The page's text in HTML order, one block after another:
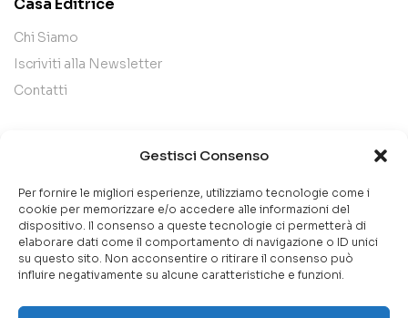
Gestisci Consenso
Per fornire le migliori esperienze, utilizziamo tecnologie come i
cookie per memorizzare e/o accedere alle informazioni del
dispositivo. Il consenso a queste tecnologie ci permetterà di
elaborare dati come il comportamento di navigazione o ID unici
su questo sito. Non acconsentire o ritirare il consenso può
influire negativamente su alcune caratteristiche e funzioni.
Casa Editrice
Chi Siamo
Iscriviti alla Newsletter
Contatti
Privacy Policy
Cookie Policy